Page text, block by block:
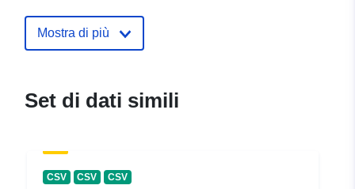
Mostra di più
Set di dati simili
CSV CSV CSV